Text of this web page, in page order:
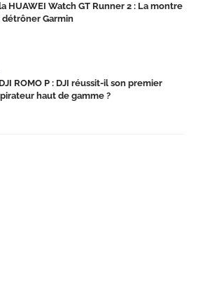
HUAWEI Watch GT Runner 2 : La montre
Garmin
ROMO P : DJI réussit-il son premier
haut de gamme ?